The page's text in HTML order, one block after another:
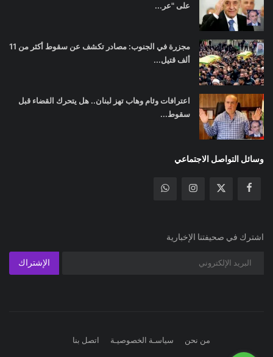
على "عر...
مجزرة في الجنوب: مصادر تكشف عن سقوط أكثر من 11
ألف قتيل...
اعترافات وئام وهاب تهز لبنان.. هل يتحرك القضاء قبل
سقوط...
وسائل التواصل الاجتماعي
اشترك في صحيفتنا الإخبارية
الإشتراك
من نحن سياسـة الخصوصيـة اتصل بنا